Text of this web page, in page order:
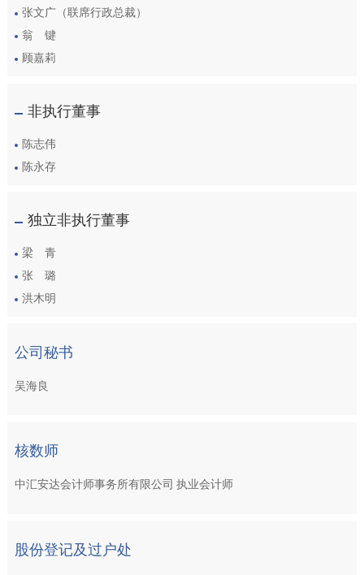
张文广（联席行政总裁）
翁 键
顾嘉莉
非执行董事
陈志伟
陈永存
独立非执行董事
梁 青
张 璐
洪木明
公司秘书
吴海良
核数师
中汇安达会计师事务所有限公司 执业会计师
股份登记及过户处